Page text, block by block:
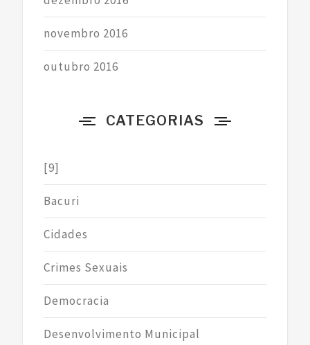
novembro 2016
outubro 2016
CATEGORIAS
[9]
Bacuri
Cidades
Crimes Sexuais
Democracia
Desenvolvimento Municipal